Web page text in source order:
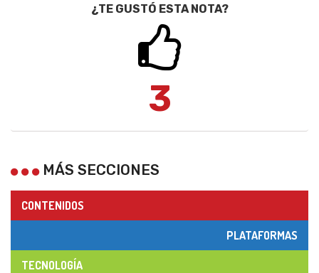
¿TE GUSTÓ ESTA NOTA?
3
MÁS SECCIONES
CONTENIDOS
PLATAFORMAS
TECNOLOGÍA